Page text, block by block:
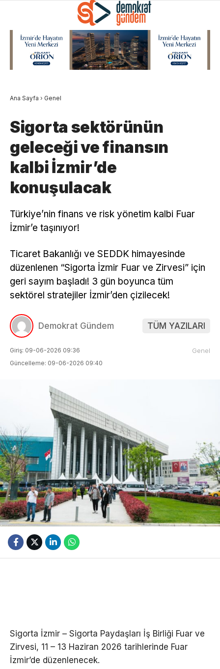
Ana Sayfa › Genel
Sigorta sektörünün
geleceği ve finansın
kalbi İzmir’de
konuşulacak
Türkiye’nin finans ve risk yönetim kalbi Fuar
İzmir’e taşınıyor!
Ticaret Bakanlığı ve SEDDK himayesinde
düzenlenen “Sigorta İzmir Fuar ve Zirvesi” için
geri sayım başladı! 3 gün boyunca tüm
sektörel stratejiler İzmir’den çizilecek!
Demokrat Gündem TÜM YAZILARI
Giriş: 09-06-2026 09:36
Güncelleme: 09-06-2026 09:40
Genel
Sigorta İzmir – Sigorta Paydaşları İş Birliği Fuar ve
Zirvesi, 11 – 13 Haziran 2026 tarihlerinde Fuar
İzmir’de düzenlenecek.